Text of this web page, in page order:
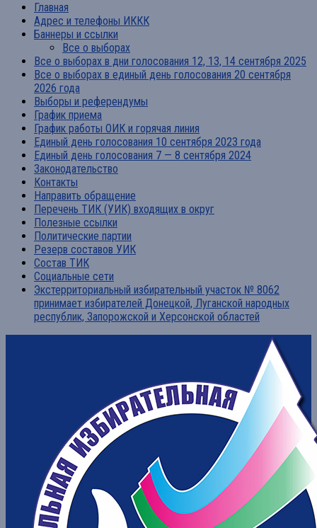
Главная
Адрес и телефоны ИККК
Баннеры и ссылки
Все о выборах
Все о выборах в дни голосования 12, 13, 14 сентября 2025
Все о выборах в единый день голосования 20 сентября
2026 года
Выборы и референдумы
График приема
График работы ОИК и горячая линия
Единый день голосования 10 сентября 2023 года
Единый день голосования 7 — 8 сентября 2024
Законодательство
Контакты
Направить обращение
Перечень ТИК (УИК) входящих в округ
Полезные ссылки
Политические партии
Резерв составов УИК
Состав ТИК
Социальные сети
Экстерриториальный избирательный участок № 8062
принимает избирателей Донецкой, Луганской народных
республик, Запорожской и Херсонской областей